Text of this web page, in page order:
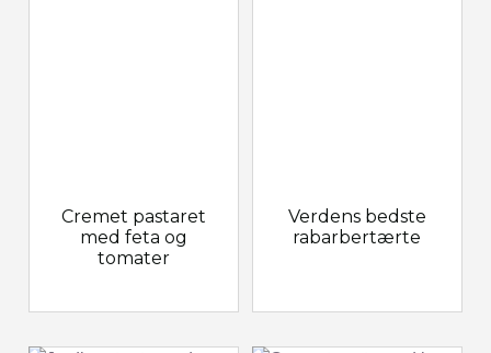
Cremet pastaret
med feta og
tomater
Verdens bedste
rabarbertærte